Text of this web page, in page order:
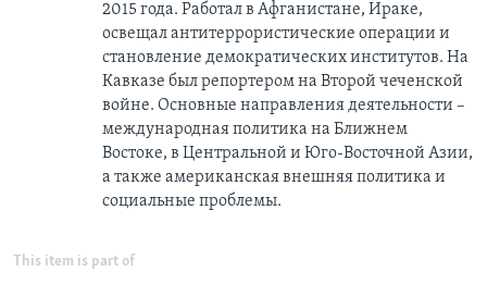
2015 года. Работал в Афганистане, Ираке,
освещал антитеррористические операции и
становление демократических институтов. На
Кавказе был репортером на Второй чеченской
войне. Основные направления деятельности –
международная политика на Ближнем
Востоке, в Центральной и Юго-Восточной Азии,
a также американская внешняя политика и
социальные проблемы.
This item is part of